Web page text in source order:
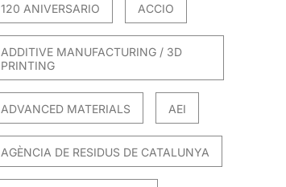
120 ANIVERSARIO ACCIO
ADDITIVE MANUFACTURING / 3D
PRINTING
ADVANCED MATERIALS AEI
AGÈNCIA DE RESIDUS DE CATALUNYA